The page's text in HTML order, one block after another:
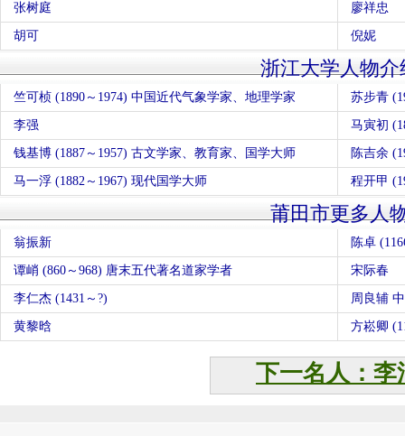
张树庭 廖祥忠
胡可 倪妮
浙江大学人物介
竺可桢 (1890～1974) 中国近代气象学家、地理学家
李强 马寅初
钱基博 (1887～1957) 古文学家、教育家、国学大师
马一浮 (1882～1967) 现代国学大师 程开甲
莆田市更多人
翁振新 陈卓
谭峭 (860～968) 唐末五代著名道家学者 宋际春
李仁杰 (1431～?) 周良辅
黄黎晗 方崧卿
下一名人：李